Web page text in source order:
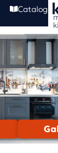
Catalog